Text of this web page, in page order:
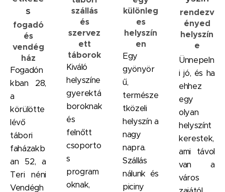
s
fogadó
és
vendég
ház
Fogadón
kban 28,
a
körülötte
lévő
tábori
faházakb
an 52, a
Teri néni
Vendégh
szállás
és
szervez
ett
táborok
Kiváló
helyszíne
gyerektá
boroknak
és
felnőtt
csoporto
s
program
oknak,
különleg
es
helyszín
en
Egy
gyönyör
ű,
természe
tközeli
helyszín a
nagy
napra.
Szállás
nálunk és
piciny
rendezv
ényed
helyszín
e
Ünnepeln
i jó, és ha
ehhez
egy
olyan
helyszínt
kerestek,
ami távol
van a
város